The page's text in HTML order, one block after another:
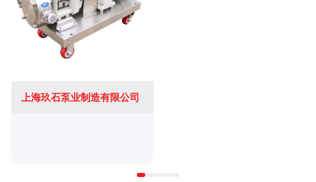
上海玖石泵业制造有限公司